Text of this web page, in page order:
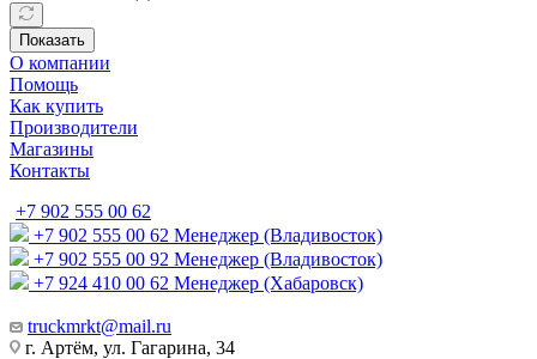
Показать
О компании
Помощь
Как купить
Производители
Магазины
Контакты
+7 902 555 00 62
+7 902 555 00 62 Менеджер (Владивосток)
+7 902 555 00 92 Менеджер (Владивосток)
+7 924 410 00 62 Менеджер (Хабаровск)
truckmrkt@mail.ru
г. Артём, ул. Гагарина, 34